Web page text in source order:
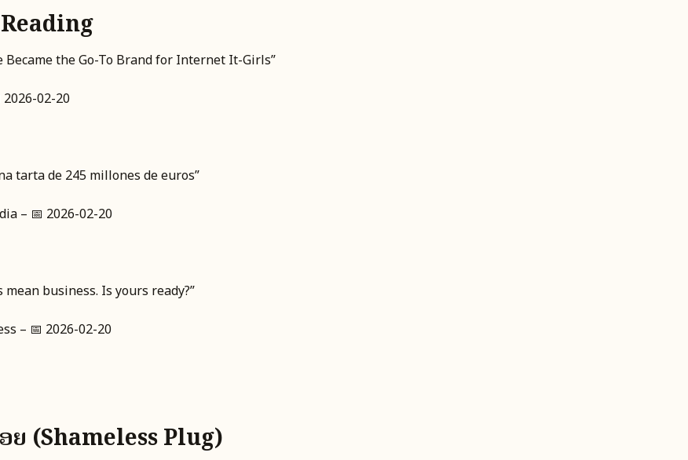
Became the Go-To Brand for Internet It-Girls”
02-20
tarta de 245 millones de euros”
– 📅 2026-02-20
mean business. Is yours ready?”
– 📅 2026-02-20
ຍ (Shameless Plug)